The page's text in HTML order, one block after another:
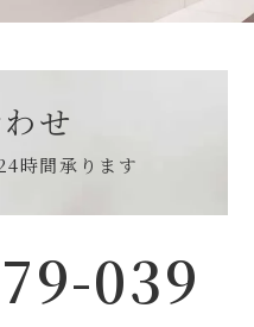
せ
時間承ります
039